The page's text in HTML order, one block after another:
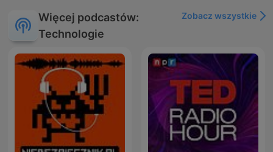
Więcej podcastów:
Technologie
Zobacz wszystkie